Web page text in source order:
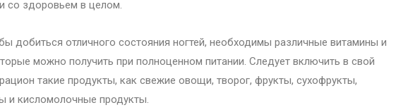
со здоровьем в целом.
добиться отличного состояния ногтей, необходимы различные витамины и
можно получить при полноценном питании. Следует включить в свой
такие продукты, как свежие овощи, творог, фрукты, сухофрукты,
и кисломолочные продукты.